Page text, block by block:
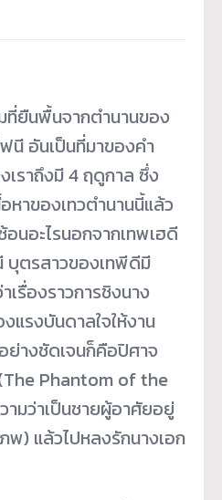
ที่ยืนพื้นจากตำนานของ
นี อันเป็นที่มาของคำ
เราถึงมี 4 ฤดูกาล ซึ่ง
หาของเทวตำนานนี้แล้ว
อนอะไรนอกจากเทพเฮดี
ตรสาวของเทพีดีมี
เรื่องราวการชิงนาง
แรงบันดาลใจให้งาน
ย่างชัดเจนก็คือปิศาจ
(The Phantom of the
มว่าเป็นชายผู้อาศัยอยู่
พ) แล้วไปหลงรักนางเอก